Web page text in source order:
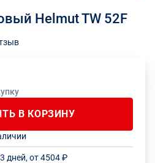
Helmut TW 52F
В КОРЗИНУ
должно быть кратно размеру
установлено ограничение по
дней, от 4504 ₽